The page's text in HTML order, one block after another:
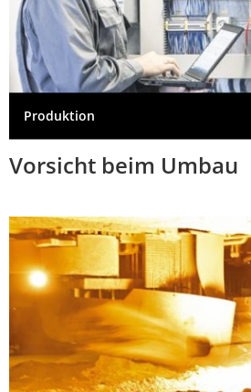
Produktion
Vorsicht beim Umbau